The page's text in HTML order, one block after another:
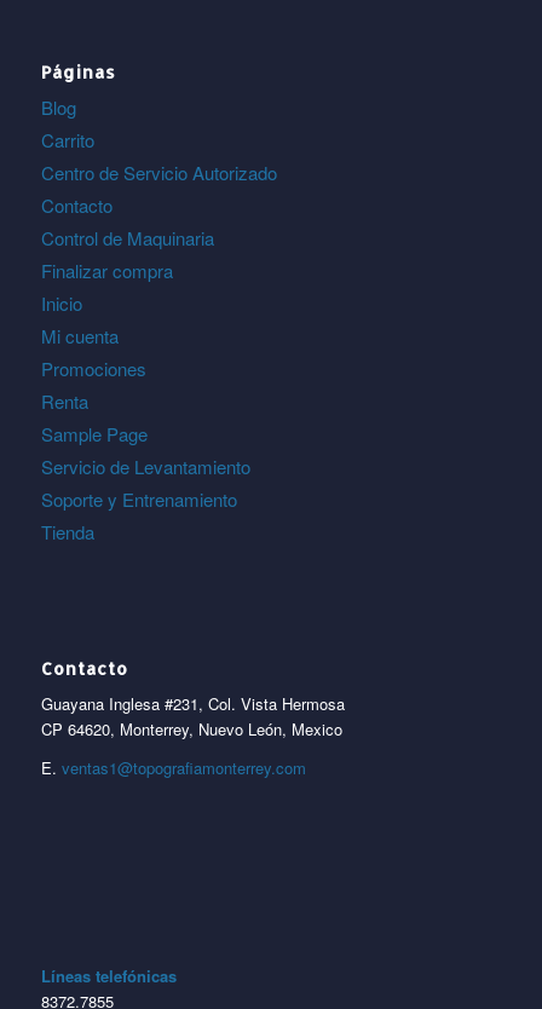
Páginas
Blog
Carrito
Centro de Servicio Autorizado
Contacto
Control de Maquinaria
Finalizar compra
Inicio
Mi cuenta
Promociones
Renta
Sample Page
Servicio de Levantamiento
Soporte y Entrenamiento
Tienda
Contacto
Guayana Inglesa #231, Col. Vista Hermosa
CP 64620, Monterrey, Nuevo León, Mexico
E. ventas1@topografiamonterrey.com
Líneas telefónicas
8372.7855